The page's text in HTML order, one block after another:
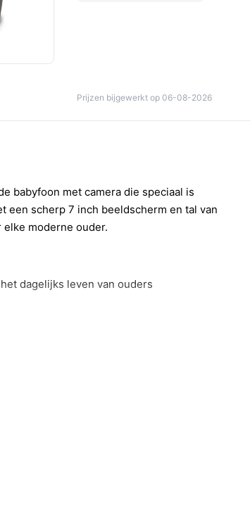
Prijzen bijgewerkt op 06-08-2026
babyfoon met camera die speciaal is
een scherp 7 inch beeldscherm en tal van
moderne ouder.
dagelijks leven van ouders
resolutie geniet je van een helder